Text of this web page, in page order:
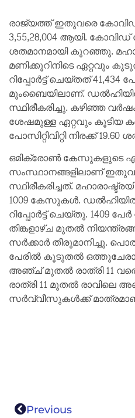
രാജ്യത്ത് ഇതുവരെ
3,55,28,004 ആയി. കോവിഡ്
ശതമാനമായി കുറഞ്ഞു.
മണിക്കൂറിനിടെ
റിപ്പോര്‍ട്ട് ചെയ്തത് 41,434
മുംബൈയിലാണ്. ഡല്‍ഹിയില്‍
സ്ഥിരീകരിച്ചു. കഴിഞ്ഞ
ശേഷമുള്ള ഏറ്റവും കൂടിയ
പോസിറ്റിവിറ്റി നിരക്ക് 19.60
ഒമിക്രോണ്‍ കേസുകളുടെ
സംസ്ഥാനങ്ങളിലാണ്
സ്ഥിരീകരിച്ചത്.
1009 കേസുകള്‍. ഡല്‍ഹിയില്‍
റിപ്പോര്‍ട്ട് ചെയ്തു. 1409
തിങ്കളാഴ്ച മുതല്‍
സര്‍ക്കാര്‍ തീരുമാനിച്ചു.
പേരില്‍ കൂടുതല്‍
അഞ്ച് മുതല്‍ രാത്രി 11
രാത്രി 11 മുതല്‍
സര്‍വ്വീസുകള്‍ക്ക്
Previous